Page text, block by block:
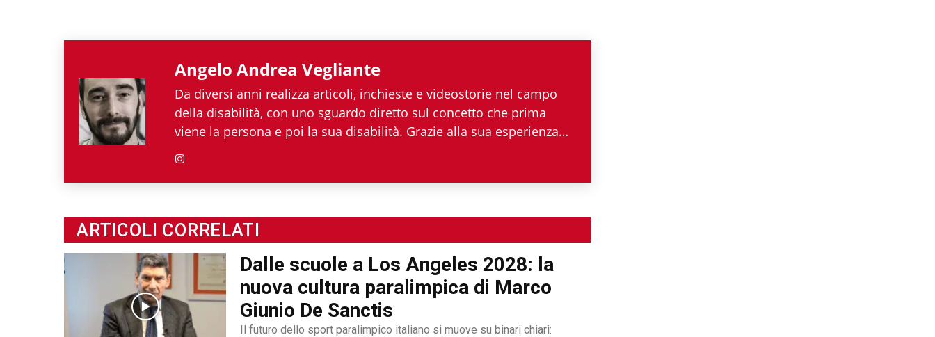
Angelo Andrea Vegliante
Da diversi anni realizza articoli, inchieste e videostorie nel campo
della disabilità, con uno sguardo diretto sul concetto che prima
viene la persona e poi la sua disabilità. Grazie alla sua esperienza
Andrea Vegliante ha potuto allargare le proprie competenze,
ottenendo capacità eclettiche che gli permettono di spaziare tra
impronta stilistica è da sempre al servizio dei temi sociali: si fa
portavoce delle fasce più deboli della società, spinto
dall'irrefrenabile curiosità. L’immancabile sete di verità lo
contraddistingue per la dedizione al fact checking in campo
giornalistico e come capo redattore del nostro magazine online.
ARTICOLI CORRELATI
Dalle scuole a Los Angeles 2028: la
nuova cultura paralimpica di Marco
Giunio De Sanctis
Il futuro dello sport paralimpico italiano si muove su binari chiari: